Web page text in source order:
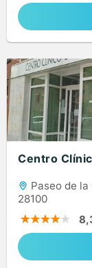
Centro
Paseo de la
28100